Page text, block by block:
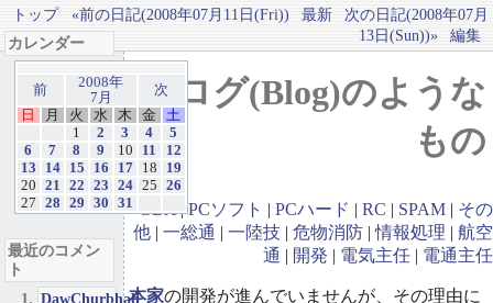
トップ «前の日記(2008年07月11日(Fri)) 最新
次の日記(2008年07月
13日(Sun))»
編集
ブログ(Blog)のような
もの
GBA|PCソフト | PCハード | RC | SPAM | その
他 | 一総通 | 一陸技 | 危物消防 |情報処理 | 航空
通 | 開発 | 電気主任 | 電通主任
本家の開発が進んでいませんが、その理由に
カレンダー
前
2008年
7月
次
日
月 火 水 木 金
土
1
2 3 4
5
6
7 8 9 10 11
12
13
14 15 16 17 18
19
20
21 22 23 24 25
26
27
28 29 30 31
最近のコメン
ト
DawChurbhab